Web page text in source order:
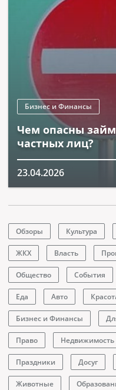
Бизнес и Финансы
Чем опасны
частных лиц?
23.04.2026
Обзоры Культура
ЖКХ Власть
Общество События
Еда Авто
Бизнес и Финансы
Право Недвижимость
Праздники Досуг
Животные